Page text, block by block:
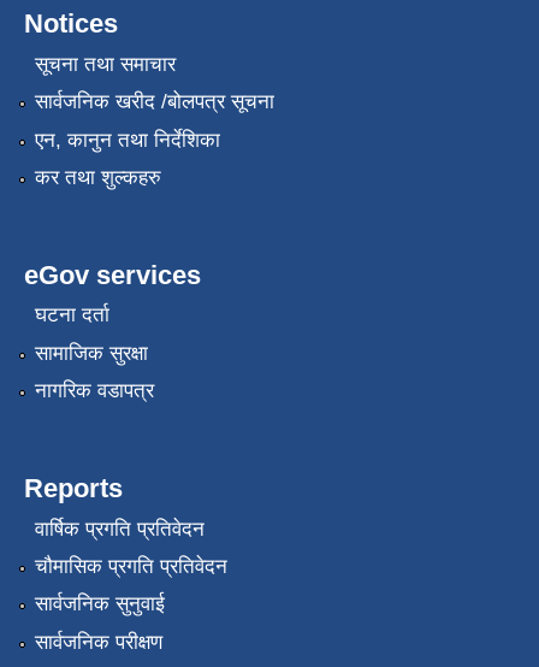
Notices
सूचना तथा समाचार
सार्वजनिक खरीद /बोलपत्र सूचना
एन, कानुन तथा निर्देशिका
कर तथा शुल्कहरु
eGov services
घटना दर्ता
सामाजिक सुरक्षा
नागरिक वडापत्र
Reports
वार्षिक प्रगति प्रतिवेदन
चौमासिक प्रगति प्रतिवेदन
सार्वजनिक सुनुवाई
सार्वजनिक परीक्षण